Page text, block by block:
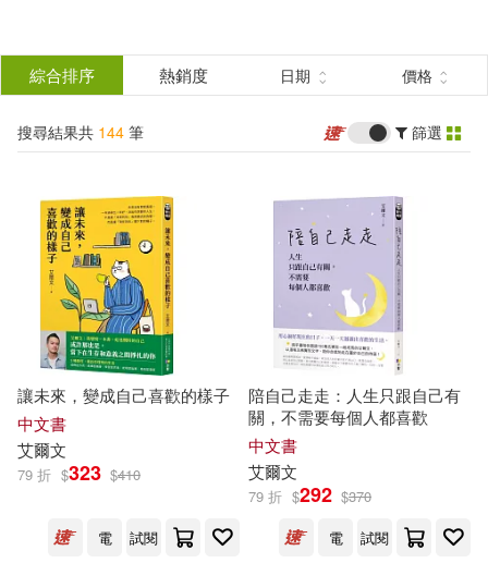
結
分類 (單選)
所有商品(144) 圖書(49)
影音(59)
3C(16) 設計文具(1)
電子書(17)
作者 (可複選)
艾爾文(19) 安妮．艾諾(8)
艾爾文‧布魯克斯‧懷特(8)
盧．舒勒(3) 展開
綜合排序 熱銷度 日期 價格
搜尋結果共 144 筆 篩選
讓未來，變成自己喜歡的樣子
中文書
艾爾文
79 折 $323 $410
電 試閱
陪自己走走：人生只跟自己有
關，不需要每個人都喜歡
中文書
艾爾文
79 折 $292 $370
電
試閱